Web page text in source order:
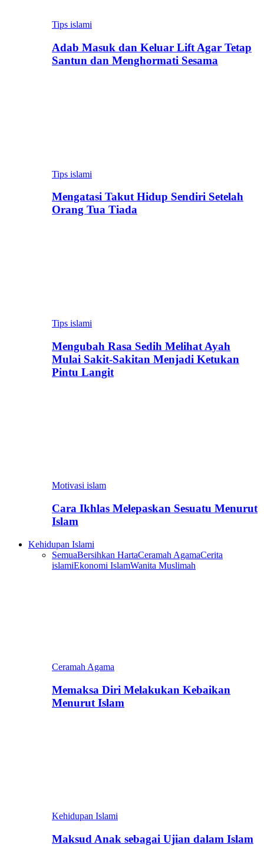
Tips islami
Adab Masuk dan Keluar Lift Agar Tetap
Santun dan Menghormati Sesama
Tips islami
Mengatasi Takut Hidup Sendiri Setelah
Orang Tua Tiada
Tips islami
Mengubah Rasa Sedih Melihat Ayah
Mulai Sakit-Sakitan Menjadi Ketukan
Pintu Langit
Motivasi islam
Cara Ikhlas Melepaskan Sesuatu Menurut
Islam
Kehidupan Islami
SemuaBersihkan HartaCeramah AgamaCerita
islamiEkonomi IslamWanita Muslimah
Ceramah Agama
Memaksa Diri Melakukan Kebaikan
Menurut Islam
Kehidupan Islami
Maksud Anak sebagai Ujian dalam Islam